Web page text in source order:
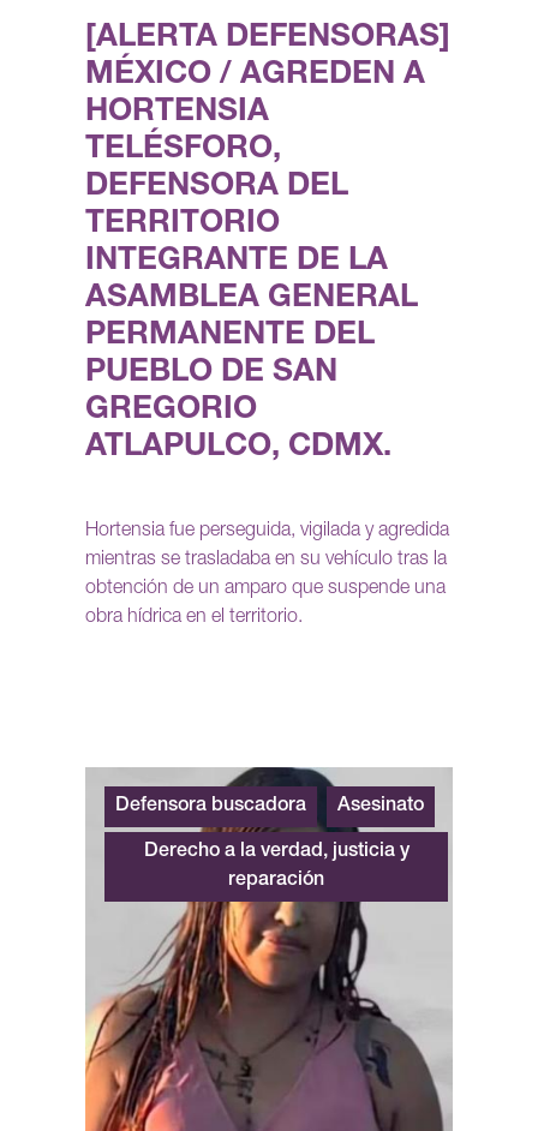
[ALERTA DEFENSORAS]
MÉXICO / AGREDEN A
HORTENSIA
TELÉSFORO,
DEFENSORA DEL
TERRITORIO
INTEGRANTE DE LA
ASAMBLEA GENERAL
PERMANENTE DEL
PUEBLO DE SAN
GREGORIO
ATLAPULCO, CDMX.
Hortensia fue perseguida, vigilada y agredida
mientras se trasladaba en su vehículo tras la
obtención de un amparo que suspende una
obra hídrica en el territorio.
Defensora buscadora Asesinato
Derecho a la verdad, justicia y
reparación